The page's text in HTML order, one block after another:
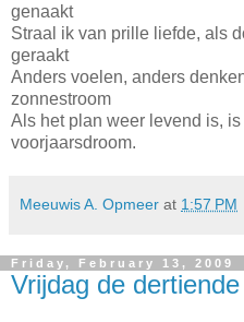
genaakt
Straal ik van prille liefde, als
geraakt
Anders voelen, anders
zonnestroom
Als het plan weer levend is,
voorjaarsdroom.
Meeuwis A. Opmeer at 1:57 PM
Friday, February 13, 2009
Vrijdag de dertiende